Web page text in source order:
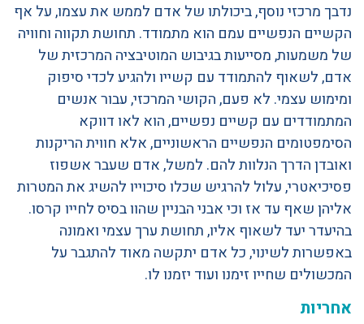
נדבך מרכזי נוסף, ביכולתו של אדם לממש את עצמו, על אף
הקשיים הנפשיים עמם הוא מתמודד. תחושת תקווה וחוויה
של משמעות, מסייעות בגיבוש המוטיבציה המרכזית של
אדם, לשאוף להתמודד עם קשייו ולהגיע לכדי סיפוק
ומימוש עצמי. לא פעם, הקושי המרכזי, עבור אנשים
המתמודדים עם קשיים נפשיים, הוא לאו דווקא
הסימפטומים הנפשיים הראשוניים, אלא חווית הריקנות
ואובדן הדרך הנלוות להם. למשל, אדם שעבר אשפוז
פסיכיאטרי, עלול להרגיש שכלו סיכוייו להשיג את המטרות
אליהן שאף עד אז וכי אבני הבניין שהוו בסיס לחייו קרסו.
בהיעדר יעד לשאוף אליו, תחושת ערך עצמי ואמונה
באפשרות לשינוי, כל אדם יתקשה מאוד להתגבר על
המכשולים שחייו זימנו ועוד יזמנו לו.
אחריות